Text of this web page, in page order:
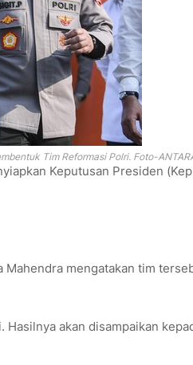
Tim Reformasi Polri. Foto-
Keputusan Presiden
Mahendra mengatakan tim
akan disampaikan